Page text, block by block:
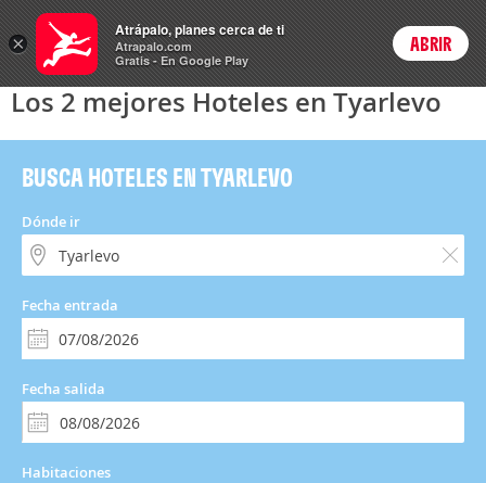
Hoteles Login
Los 2 mejores Hoteles en Tyarlevo
BUSCA HOTELES EN TYARLEVO
Dónde ir
Fecha entrada
Fecha salida
Habitaciones
×
Atrápalo, planes cerca de ti
Atrapalo.com
Gratis - En Google Play
ABRIR